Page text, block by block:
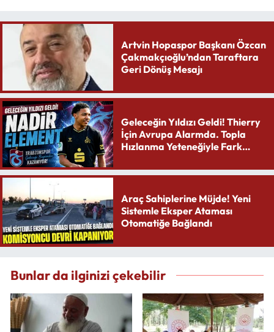
Artvin Hopaspor Başkanı Özcan
Çakmakçıoğlu’ndan Taraftara
Geri Dönüş Mesajı
Geleceğin Yıldızı Geldi! Thierry
İçin Avrupa Alarmda. Topla
Hızlanma Yeteneğiyle Fark
Araç Sahiplerine Müjde! Yeni
Sistemle Eksper Ataması
Otomatiğe Bağlandı
Bunlar da ilginizi çekebilir